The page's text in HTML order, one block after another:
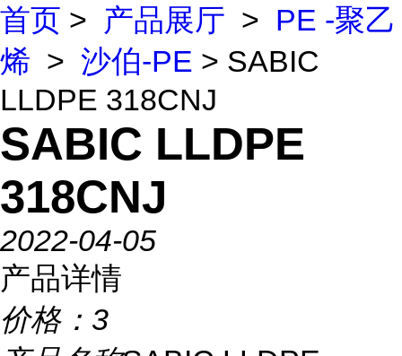
首页 > 产品展厅 > PE -聚乙
烯 > 沙伯-PE > SABIC
LLDPE 318CNJ
SABIC LLDPE
318CNJ
2022-04-05
产品详情
价格： 3